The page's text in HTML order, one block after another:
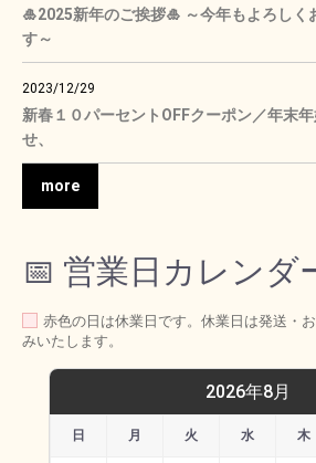
🎍2025新年のご挨拶🎍 ～今年もよろしく
す～
2023/12/29
新春１０パーセントOFFクーポン／年末
せ、
more
📅 営業日カレンダ
赤色の日は休業日です。休業日は発送・
みいたします。
2026年8月
日 月 火 水 木